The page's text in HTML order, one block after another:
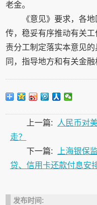
老金。
《意见》要求，各
传，稳妥有序推动有关
责分工制定落实本意见
同，指导地方和有关金
上一篇:
人民币对
走？
下一篇:
上海银保
贷、信用卡还款付息安
发布时间: